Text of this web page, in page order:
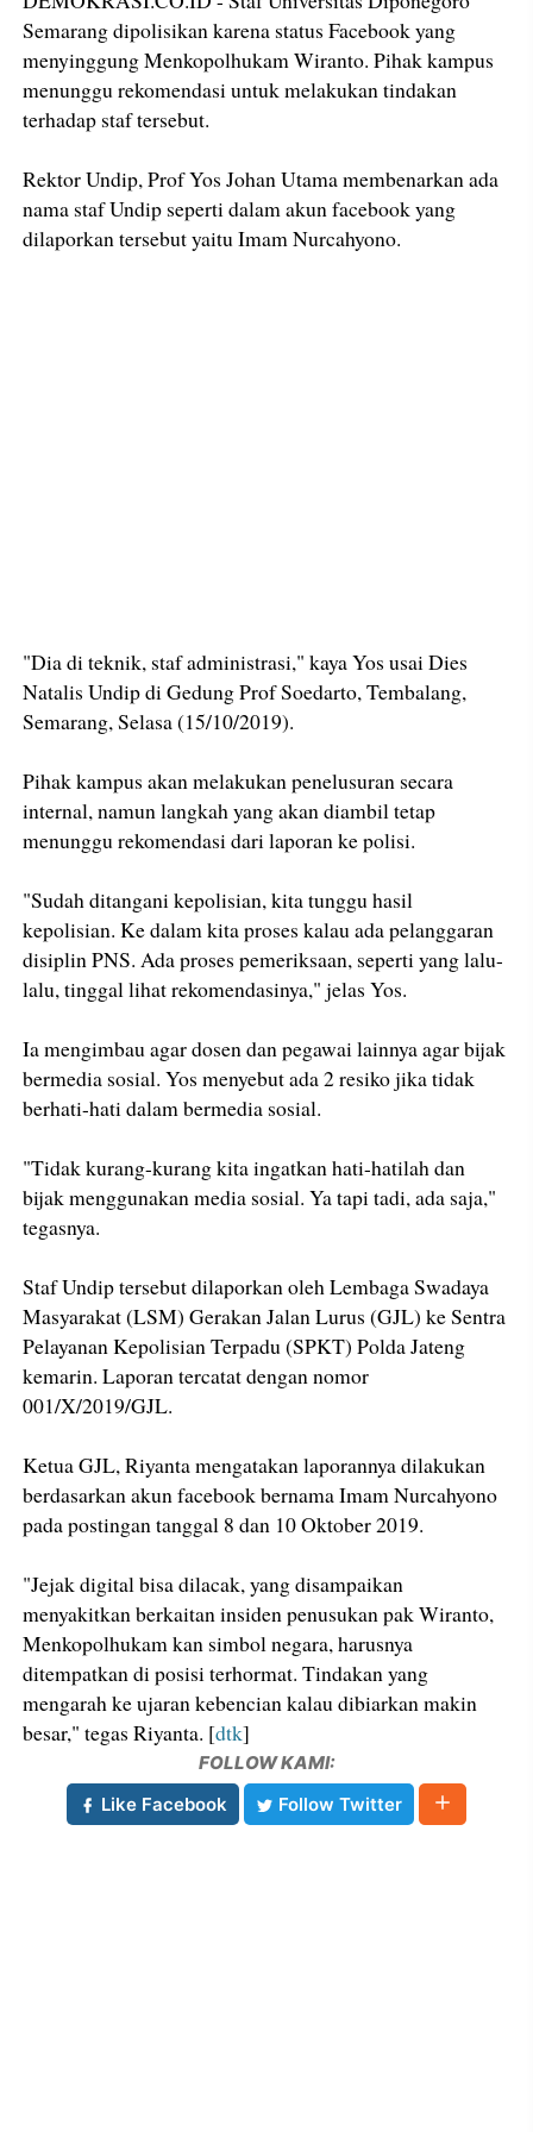
Semarang dipolisikan karena status Facebook yang
menyinggung Menkopolhukam Wiranto. Pihak kampus
menunggu rekomendasi untuk melakukan tindakan
terhadap staf tersebut.
Rektor Undip, Prof Yos Johan Utama membenarkan ada
nama staf Undip seperti dalam akun facebook yang
dilaporkan tersebut yaitu Imam Nurcahyono.
"Dia di teknik, staf administrasi," kaya Yos usai Dies
Natalis Undip di Gedung Prof Soedarto, Tembalang,
Semarang, Selasa (15/10/2019).
Pihak kampus akan melakukan penelusuran secara
internal, namun langkah yang akan diambil tetap
menunggu rekomendasi dari laporan ke polisi.
"Sudah ditangani kepolisian, kita tunggu hasil
kepolisian. Ke dalam kita proses kalau ada pelanggaran
disiplin PNS. Ada proses pemeriksaan, seperti yang lalu-
lalu, tinggal lihat rekomendasinya," jelas Yos.
Ia mengimbau agar dosen dan pegawai lainnya agar bijak
bermedia sosial. Yos menyebut ada 2 resiko jika tidak
berhati-hati dalam bermedia sosial.
"Tidak kurang-kurang kita ingatkan hati-hatilah dan
bijak menggunakan media sosial. Ya tapi tadi, ada saja,"
tegasnya.
Staf Undip tersebut dilaporkan oleh Lembaga Swadaya
Masyarakat (LSM) Gerakan Jalan Lurus (GJL) ke Sentra
Pelayanan Kepolisian Terpadu (SPKT) Polda Jateng
kemarin. Laporan tercatat dengan nomor
001/X/2019/GJL.
Ketua GJL, Riyanta mengatakan laporannya dilakukan
berdasarkan akun facebook bernama Imam Nurcahyono
pada postingan tanggal 8 dan 10 Oktober 2019.
"Jejak digital bisa dilacak, yang disampaikan
menyakitkan berkaitan insiden penusukan pak Wiranto,
Menkopolhukam kan simbol negara, harusnya
ditempatkan di posisi terhormat. Tindakan yang
mengarah ke ujaran kebencian kalau dibiarkan makin
besar," tegas Riyanta. [dtk]
FOLLOW KAMI:
Like Facebook
Follow Twitter